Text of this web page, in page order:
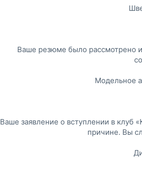
Ваше резюме было рассмотрено
Модельное
Ваше заявление о вступлении в клуб
причине. Вы